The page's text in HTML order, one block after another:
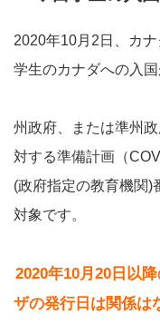
2020年10月2日、カ
学生のカナダへの入
州政府、または準州
対する準備計画（
(政府指定の教育機関)
対象です。
2020年10月20日以
ザの発行日は関係は